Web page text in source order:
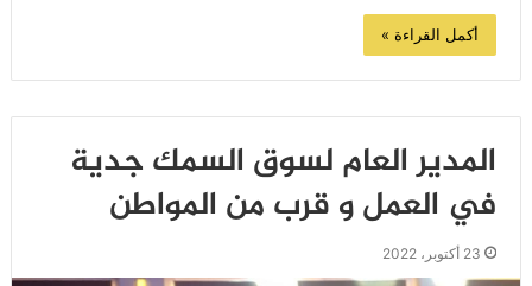
أكمل القراءة »
المدير العام لسوق السمك جدية
في العمل و قرب من المواطن
23 أكتوبر، 2022